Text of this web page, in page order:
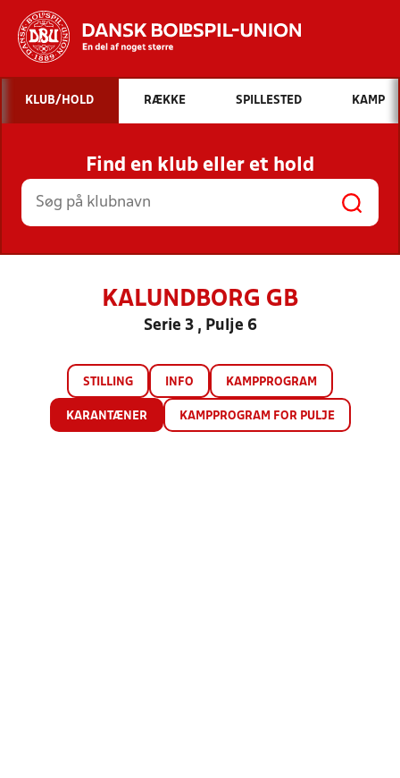
Hvad vil du søge efter?
INDHOLD OG NYHEDER
STILLINGER, RESULTATER, KLUBBER OG
HOLD
KLUB/HOLD RÆKKE SPILLESTED KAMP
Find en klub eller et hold
KALUNDBORG GB
Serie 3 , Pulje 6
STILLING INFO KAMPPROGRAM
KARANTÆNER KAMPPROGRAM FOR PULJE